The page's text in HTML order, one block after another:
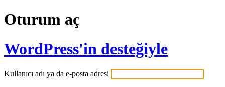
Oturum aç
WordPress'in desteğiyle
Kullanıcı adı ya da e-posta adresi